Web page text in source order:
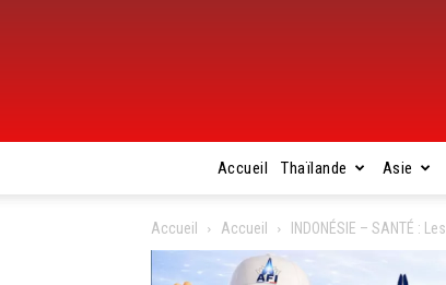
Accueil Thaïlande Asie
Accueil Accueil INDONÉSIE – SANTÉ :